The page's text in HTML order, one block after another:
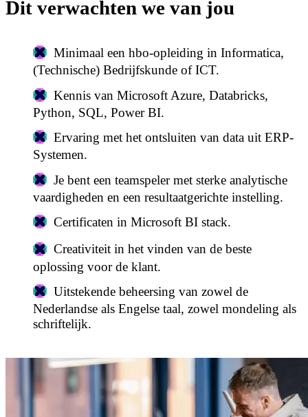
Dit verwachten we van jou
Minimaal een hbo-opleiding in Informatica,
(Technische) Bedrijfskunde of ICT.
Kennis van Microsoft Azure, Databricks,
Python, SQL, Power BI.
Ervaring met het ontsluiten van data uit ERP-
Systemen.
Je bent een teamspeler met sterke analytische
vaardigheden en een resultaatgerichte instelling.
Certificaten in Microsoft BI stack.
Creativiteit in het vinden van de beste
oplossing voor de klant.
Uitstekende beheersing van zowel de
Nederlandse als Engelse taal, zowel mondeling als
schriftelijk.